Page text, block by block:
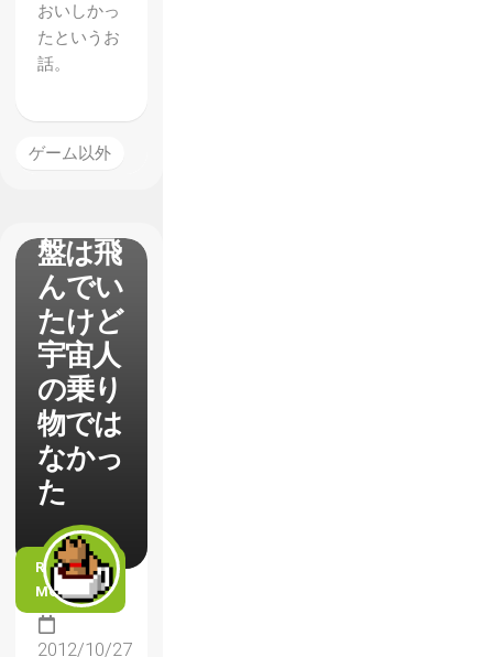
おいしかっ
たというお
話。
ゲーム以外
ロズウ
ェル事
盤は飛
んでい
たけど
宇宙人
の乗り
物では
なかっ
た
READ
MORE
2012/10/27